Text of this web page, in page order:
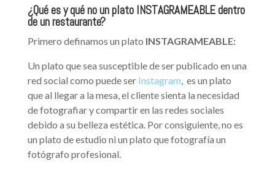
¿Qué es y qué no un platoINSTAGRAMEABLEdentro
de un restaurante?
Primero definamos un plato INSTAGRAMEABLE:
Un plato que sea susceptible de ser publicado en una
red social como puede ser Instagram, es un plato
que al llegar a la mesa, el cliente sienta la necesidad
de fotografiar y compartir en las redes sociales
debido a su belleza estética. Por consiguiente, no es
un plato de estudio ni un plato que fotografía un
fotógrafo profesional.